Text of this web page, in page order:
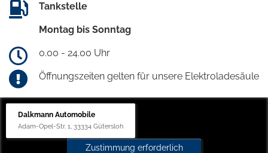
Tankstelle
Montag bis Sonntag
0.00 - 24.00 Uhr
Öffnungszeiten gelten für unsere Elektroladesäule
Dalkmann Automobile
Adam-Opel-Str. 1, 33334 Gütersloh
Zustimmung erforderlich